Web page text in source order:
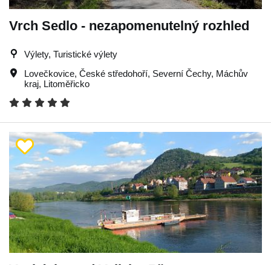
Vrch Sedlo - nezapomenutelný rozhled
Výlety, Turistické výlety
Lovečkovice, České středohoří, Severní Čechy, Máchův
kraj, Litoměřicko